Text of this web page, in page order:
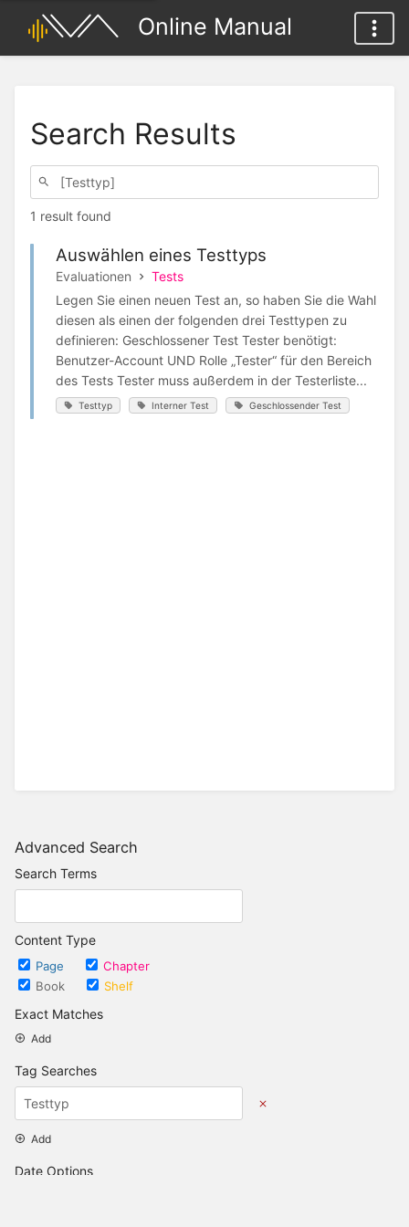
Online Manual
Advanced Search
Search Terms
Content Type
Page
Chapter
Book
Shelf
Exact Matches
Add
Tag Searches
Add
Date Options
Search Results
1 result found
Auswählen eines Testtyps
Evaluationen
Tests
Legen Sie einen neuen Test an, so haben Sie die Wahl
diesen als einen der folgenden drei Testtypen zu
definieren: Geschlossener Test Tester benötigt:
Benutzer-Account UND Rolle „Tester“ für den Bereich
des Tests Tester muss außerdem in der Testerliste...
Testtyp Interner Test Geschlossender Test